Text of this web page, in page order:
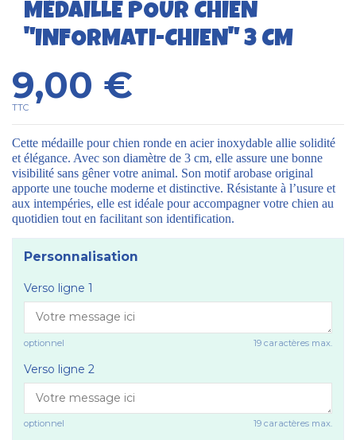
MÉDAILLE POUR CHIEN
"INFORMATI-CHIEN" 3 CM
9,00 €
TTC
Cette médaille pour chien ronde en acier inoxydable allie solidité
et élégance. Avec son diamètre de 3 cm, elle assure une bonne
visibilité sans gêner votre animal. Son motif arobase original
apporte une touche moderne et distinctive. Résistante à l’usure et
aux intempéries, elle est idéale pour accompagner votre chien au
quotidien tout en facilitant son identification.
Personnalisation
Verso ligne 1
optionnel 19 caractères max.
Verso ligne 2
optionnel 19 caractères max.